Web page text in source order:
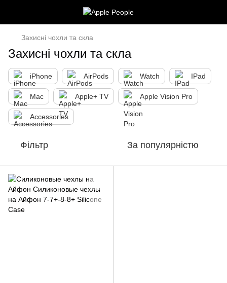
Захисні чохли та скла
Захисні чохли та скла
iPhone AirPods Watch IPad
Mac Apple+ TV Apple Vision Pro
Accessories
Фільтр За популярністю